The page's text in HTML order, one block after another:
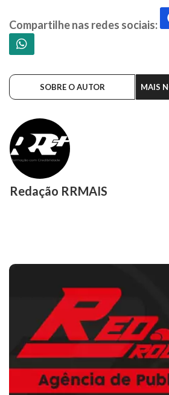
Compartilhe nas redes sociais:
SOBRE O AUTOR MAIS
Redação RRMAIS